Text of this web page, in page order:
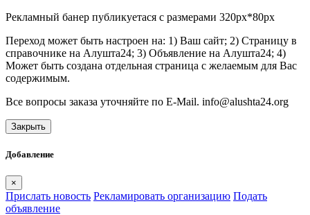
Рекламный банер публикуетася с размерами 320px*80px
Переход может быть настроен на: 1) Ваш сайт; 2) Страницу в
справочнике на Алушта24; 3) Объявление на Алушта24; 4)
Может быть создана отдельная страница с желаемым для Вас
содержимым.
Все вопросы заказа уточняйте по E-Mail. info@alushta24.org
Закрыть
Добавление
×
Прислать новость Рекламировать организацию Подать
объявление